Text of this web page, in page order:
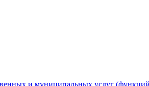
и муниципальных услуг